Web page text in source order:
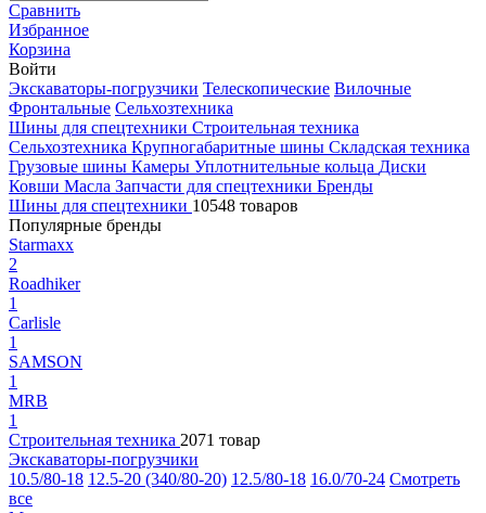
Сравнить
Избранное
Корзина
Войти
Экскаваторы-погрузчики Телескопические Вилочные
Фронтальные Сельхозтехника
Шины для спецтехники Строительная техника
Сельхозтехника Крупногабаритные шины Складская техника
Грузовые шины Камеры Уплотнительные кольца Диски
Ковши Масла Запчасти для спецтехники Бренды
Шины для спецтехники 10548 товаров
Популярные бренды
Starmaxx
2
Roadhiker
1
Carlisle
1
SAMSON
1
MRB
1
Строительная техника 2071 товар
Экскаваторы-погрузчики
10.5/80-18 12.5-20 (340/80-20) 12.5/80-18 16.0/70-24 Смотреть
все